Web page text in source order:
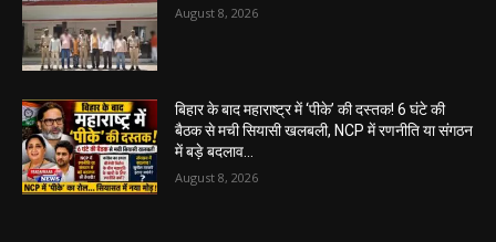
August 8, 2026
बिहार के बाद महाराष्ट्र में ‘पीके’ की दस्तक! 6 घंटे की
बैठक से मची सियासी खलबली, NCP में रणनीति या संगठन
में बड़े बदलाव...
August 8, 2026